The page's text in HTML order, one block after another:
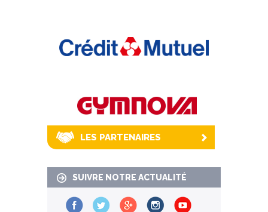
LES PARTENAIRES
SUIVRE NOTRE ACTUALITÉ